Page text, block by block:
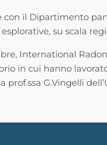
con il Dipartimento
su scala
International
in cui hanno
G.Vingelli